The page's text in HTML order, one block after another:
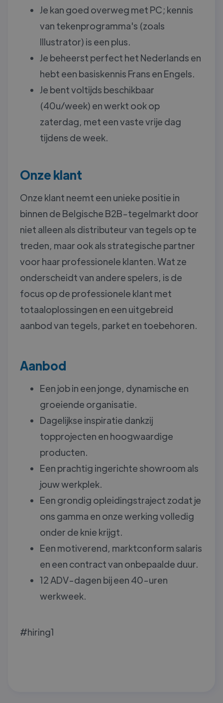
Je kan goed overweg met PC; kennis
van tekenprogramma's (zoals
Illustrator) is een plus.
Je beheerst perfect het Nederlands en
hebt een basiskennis Frans en Engels.
Je bent voltijds beschikbaar
(40u/week) en werkt ook op
zaterdag, met een vaste vrije dag
tijdens de week.
Onze klant
Onze klant neemt een unieke positie in
binnen de Belgische B2B-tegelmarkt door
niet alleen als distributeur van tegels op te
treden, maar ook als strategische partner
voor haar professionele klanten. Wat ze
onderscheidt van andere spelers, is de
focus op de professionele klant met
totaaloplossingen en een uitgebreid
aanbod van tegels, parket en toebehoren.
Aanbod
Een job in een jonge, dynamische en
groeiende organisatie.
Dagelijkse inspiratie dankzij
topprojecten en hoogwaardige
producten.
Een prachtig ingerichte showroom als
jouw werkplek.
Een grondig opleidingstraject zodat je
ons gamma en onze werking volledig
onder de knie krijgt.
Een motiverend, marktconform salaris
en een contract van onbepaalde duur.
12 ADV-dagen bij een 40-uren
werkweek.
#hiring1